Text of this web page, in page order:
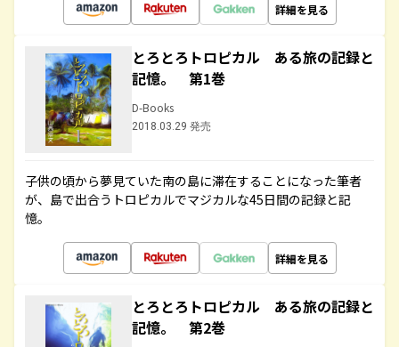
詳細を見る
とろとろトロピカル ある旅の記録と
記憶。 第1巻
D-Books
2018.03.29 発売
子供の頃から夢見ていた南の島に滞在することになった筆者
が、島で出合うトロピカルでマジカルな45日間の記録と記
憶。
詳細を見る
とろとろトロピカル ある旅の記録と
記憶。 第2巻